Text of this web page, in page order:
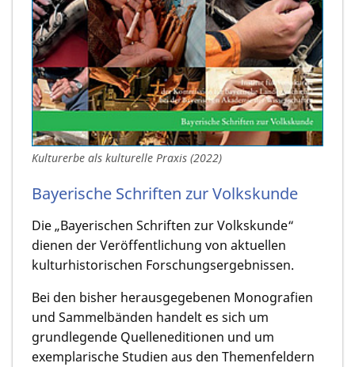
Kulturerbe als kulturelle Praxis (2022)
Bayerische Schriften zur Volkskunde
Die „Bayerischen Schriften zur Volkskunde“
dienen der Veröffentlichung von aktuellen
kulturhistorischen Forschungsergebnissen.
Bei den bisher herausgegebenen Monografien
und Sammelbänden handelt es sich um
grundlegende Quelleneditionen und um
exemplarische Studien aus den Themenfeldern